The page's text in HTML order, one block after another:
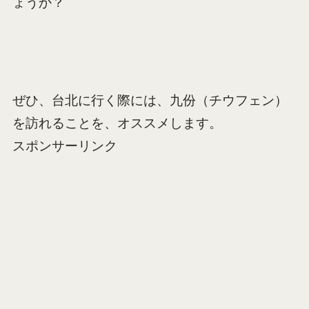
ぜひ、台北に行く際には、九份（チウフェン）
を訪れることを、オススメします。
スポンサーリンク